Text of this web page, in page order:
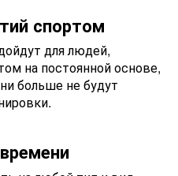
спортом
для людей,
на постоянной основе,
больше не будут